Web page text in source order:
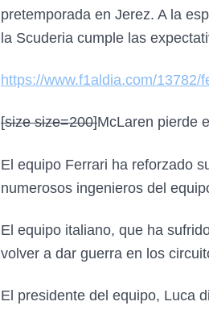
pretemporada en Jerez. A la
la Scuderia cumple las
https://www.f1aldia.com/
[size size=200]McLaren pierde
El equipo Ferrari ha reforzado
numerosos ingenieros del
El equipo italiano, que ha
volver a dar guerra en los
El presidente del equipo, Luca